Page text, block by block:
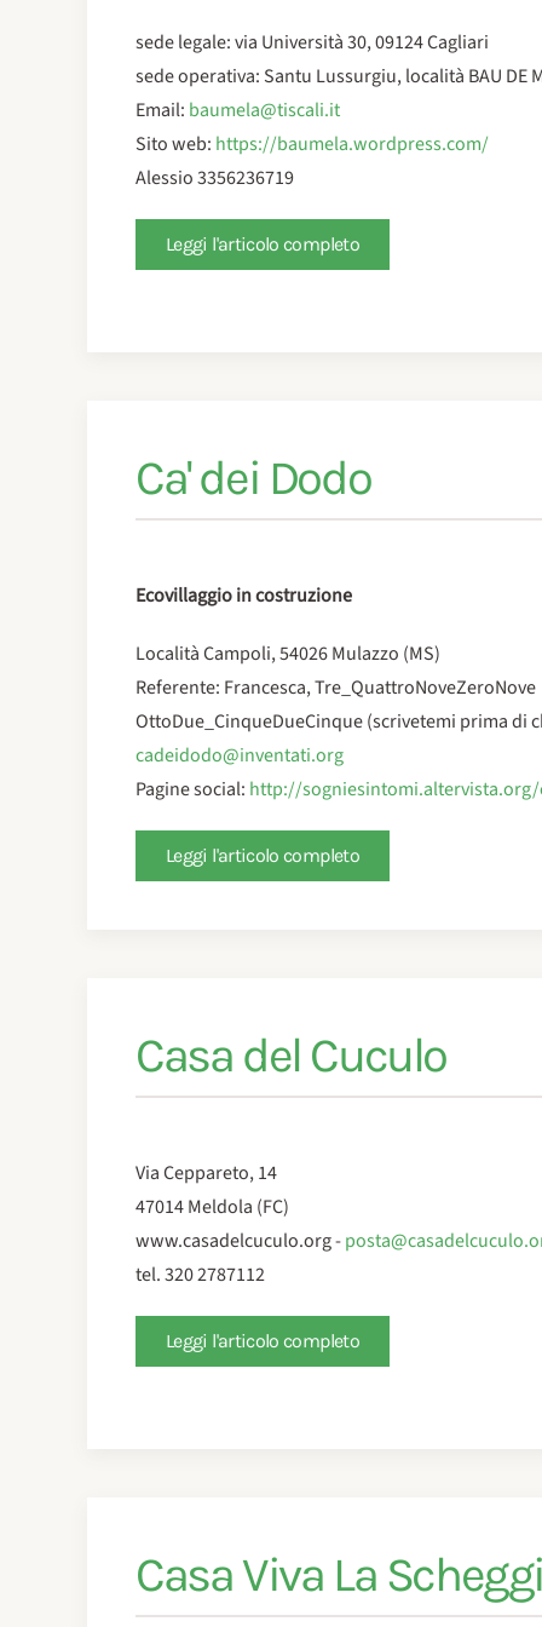
sede legale: via Università 30, 09124 Cagliari
sede operativa: Santu Lussurgiu, località BAU DE
Email: baumela@tiscali.it
Sito web: https://baumela.wordpress.com/
Alessio 3356236719
Leggi l'articolo completo
Ca' dei Dodo
Ecovillaggio in costruzione
Località Campoli, 54026 Mulazzo (MS)
Referente: Francesca, Tre_QuattroNoveZeroNove
OttoDue_CinqueDueCinque (scrivetemi prima di
cadeidodo@inventati.org
Pagine social: http://
Leggi l'articolo completo
Casa del Cuculo
Via Ceppareto, 14
47014 Meldola (FC)
www.casadelcuculo.org -
tel. 320 2787112
Leggi l'articolo completo
Casa Viva La